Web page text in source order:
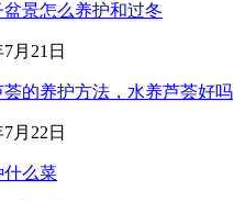
盆景怎么养护和过冬
月21日
荟的养护方法，水养芦荟好吗
月22日
什么菜